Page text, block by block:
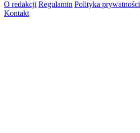
O redakcji Regulamin Polityka prywatności
Kontakt